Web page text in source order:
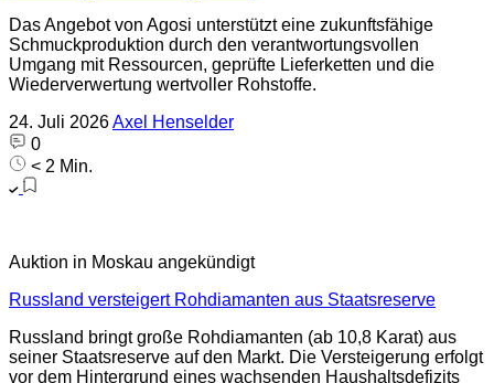
Das Angebot von Agosi unterstützt eine zukunftsfähige
Schmuckproduktion durch den verantwortungsvollen
Umgang mit Ressourcen, geprüfte Lieferketten und die
Wiederverwertung wertvoller Rohstoffe.
24. Juli 2026Axel Henselder
0
< 2 Min.
Auktion in Moskau angekündigt
Russland versteigert Rohdiamanten aus Staatsreserve
Russland bringt große Rohdiamanten (ab 10,8 Karat) aus
seiner Staatsreserve auf den Markt. Die Versteigerung erfolgt
vor dem Hintergrund eines wachsenden Haushaltsdefizits